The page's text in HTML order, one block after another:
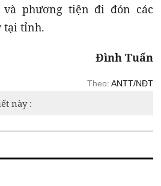
phương tiện đi đón các
tại tỉnh.
Đình Tuấn
Theo: ANTT/NĐT
này :